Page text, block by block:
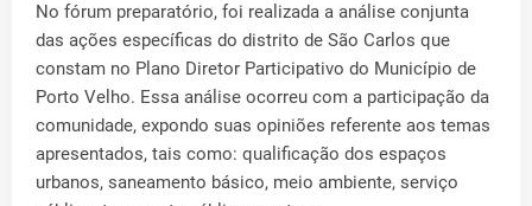
No fórum preparatório, foi realizada a análise conjunta
das ações específicas do distrito de São Carlos que
constam no Plano Diretor Participativo do Município de
Porto Velho. Essa análise ocorreu com a participação da
comunidade, expondo suas opiniões referente aos temas
apresentados, tais como: qualificação dos espaços
urbanos, saneamento básico, meio ambiente, serviço